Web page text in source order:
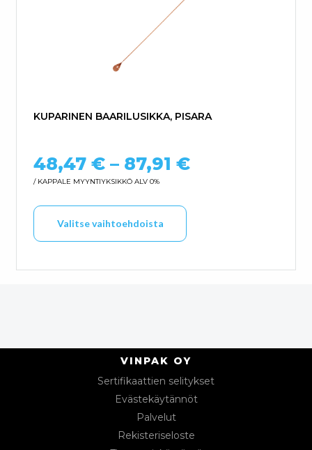
KUPARINEN BAARILUSIKKA, PISARA
48,47 € – 87,91 €Hintaluokka:
/ KAPPALE MYYNTIYKSIKKÖ ALV 0%
Valitse vaihtoehdoista
Tällä tuotteella on
VINPAK OY
Sertifikaattien selitykset
Evästekäytännöt
Palvelut
Rekisteriseloste